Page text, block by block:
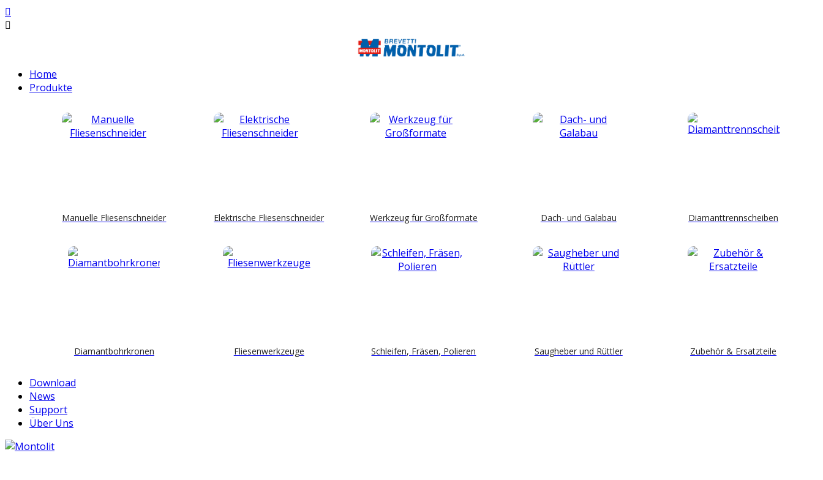
Home
Produkte
Manuelle Fliesenschneider Elektrische Fliesenschneider Werkzeug für Großformate Dach- und Galabau Diamanttrennscheiben
Diamantbohrkronen Fliesenwerkzeuge Schleifen, Fräsen, Polieren Saugheber und Rüttler Zubehör & Ersatzteile
Download
News
Support
Über Uns